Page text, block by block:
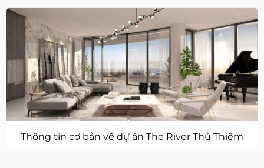
Thông tin cơ bản về dự án The River Thủ Thiêm